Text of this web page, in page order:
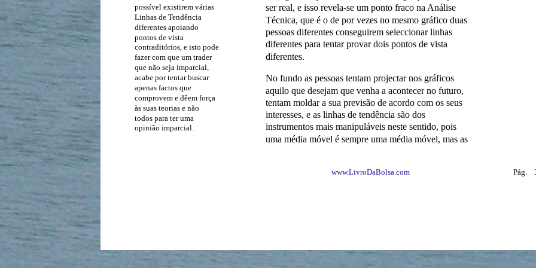
ser real, e isso revela-se um ponto fraco na Análise
Técnica, que é o de por vezes no mesmo gráfico duas
pessoas diferentes conseguirem seleccionar linhas
diferentes para tentar provar dois pontos de vista
diferentes.
No fundo as pessoas tentam projectar nos gráficos
aquilo que desejam que venha a acontecer no futuro,
tentam moldar a sua previsão de acordo com os seus
interesses, e as linhas de tendência são dos
instrumentos mais manipuláveis neste sentido, pois
uma média móvel é sempre uma média móvel, mas as
www.LivroDaBolsa.com Pág.
possível existirem várias
Linhas de Tendência
diferentes apoiando
pontos de vista
contraditórios, e isto pode
fazer com que um trader
que não seja imparcial,
acabe por tentar buscar
apenas factos que
comprovem e dêem força
às suas teorias e não
todos para ter uma
opinião imparcial.